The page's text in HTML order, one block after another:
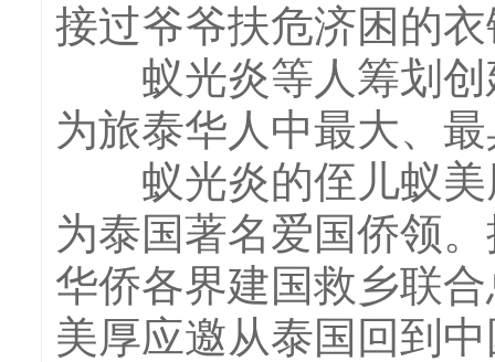
接过爷爷扶危济困的
蚁光炎等人筹划创
为旅泰华人中最大、
蚁光炎的侄儿蚁美
为泰国著名爱国侨领
华侨各界建国救乡联
美厚应邀从泰国回到